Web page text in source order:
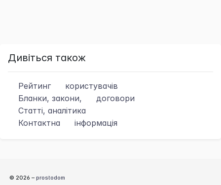
Дивіться також
Рейтинг
користувачів
Бланки, закони,
договори
Статті, аналітика
Контактна
інформація
© 2026 – prostodom